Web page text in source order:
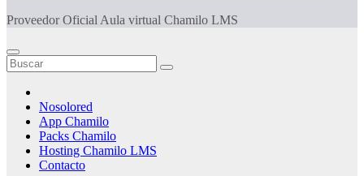
Proveedor Oficial Aula virtual Chamilo LMS
Nosolored
App Chamilo
Packs Chamilo
Hosting Chamilo LMS
Contacto